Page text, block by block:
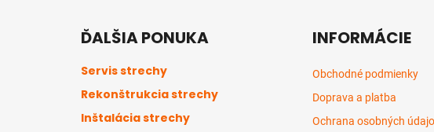
ĎALŠIA PONUKA
Servis strechy
Rekonštrukcia strechy
Inštalácia strechy
INFORMÁCIE
Obchodné podmienky
Doprava a platba
Ochrana osobných